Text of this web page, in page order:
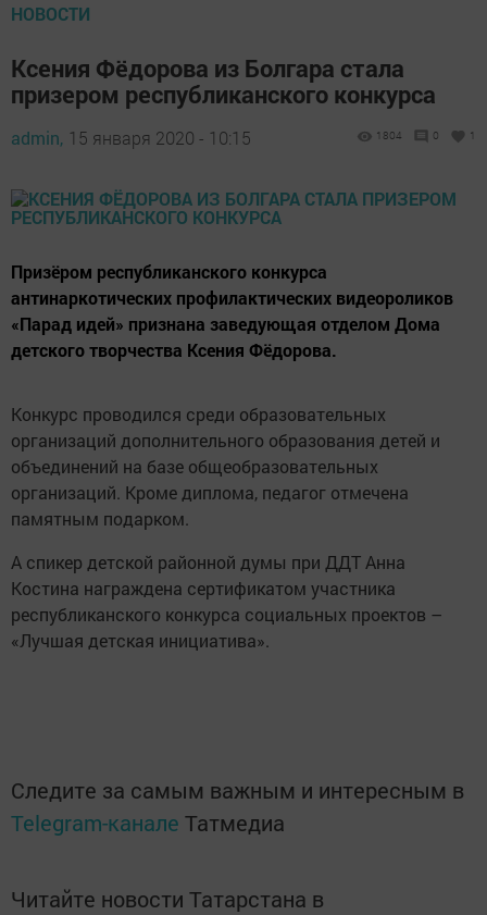
НОВОСТИ
Ксения Фёдорова из Болгара стала
призером республиканского конкурса
admin, 15 января 2020 - 10:15 1804 0 1
Призёром республиканского конкурса
антинаркотических профилактических видеороликов
«Парад идей» признана заведующая отделом Дома
детского творчества Ксения Фёдорова.
Конкурс проводился среди образовательных
организаций дополнительного образования детей и
объединений на базе общеобразовательных
организаций. Кроме диплома, педагог отмечена
памятным подарком.
А спикер детской районной думы при ДДТ Анна
Костина награждена сертификатом участника
республиканского конкурса социальных проектов –
«Лучшая детская инициатива».
Следите за самым важным и интересным в
Telegram-канале Татмедиа
Читайте новости Татарстана в